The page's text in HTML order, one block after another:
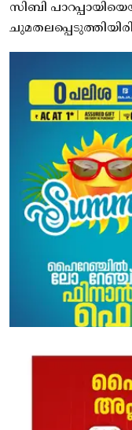
സിബി